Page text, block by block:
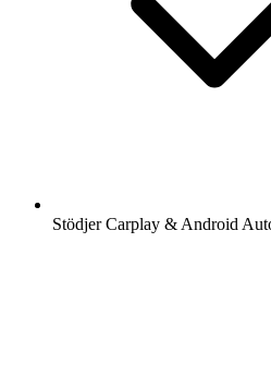
Stödjer Carplay & Android